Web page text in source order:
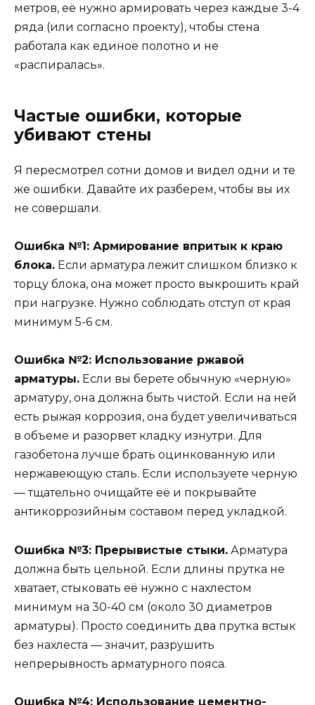
метров, её нужно армировать через каждые 3-4
ряда (или согласно проекту), чтобы стена
работала как единое полотно и не
«распиралась».
Частые ошибки, которые
убивают стены
Я пересмотрел сотни домов и видел одни и те
же ошибки. Давайте их разберем, чтобы вы их
не совершали.
Ошибка №1: Армирование впритык к краю
блока. Если арматура лежит слишком близко к
торцу блока, она может просто выкрошить край
при нагрузке. Нужно соблюдать отступ от края
минимум 5-6 см.
Ошибка №2: Использование ржавой
арматуры. Если вы берете обычную «черную»
арматуру, она должна быть чистой. Если на ней
есть рыжая коррозия, она будет увеличиваться
в объеме и разорвет кладку изнутри. Для
газобетона лучше брать оцинкованную или
нержавеющую сталь. Если используете черную
— тщательно очищайте её и покрывайте
антикоррозийным составом перед укладкой.
Ошибка №3: Прерывистые стыки. Арматура
должна быть цельной. Если длины прутка не
хватает, стыковать её нужно с нахлестом
минимум на 30-40 см (около 30 диаметров
арматуры). Просто соединить два прутка встык
без нахлеста — значит, разрушить
непрерывность арматурного пояса.
Ошибка №4: Использование цементно-